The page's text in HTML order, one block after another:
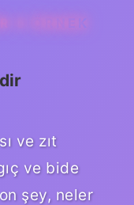
5 ÖRNEK
ve zıt
​​ve bide
şey, neler